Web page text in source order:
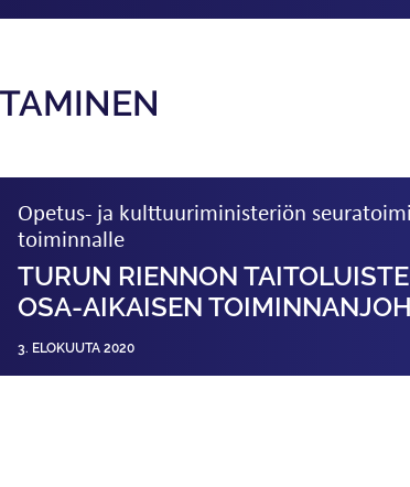
Opetus- ja kulttuuriministeriön
toiminnalle
TURUN RIENNON
OSA-AIKAISEN
3. ELOKUUTA 2020